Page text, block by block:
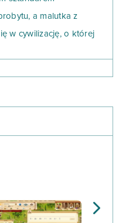
a malutka z
w cywilizację, o której
z Ikariamem
kawałek ziemi na
swojej przygody z tą